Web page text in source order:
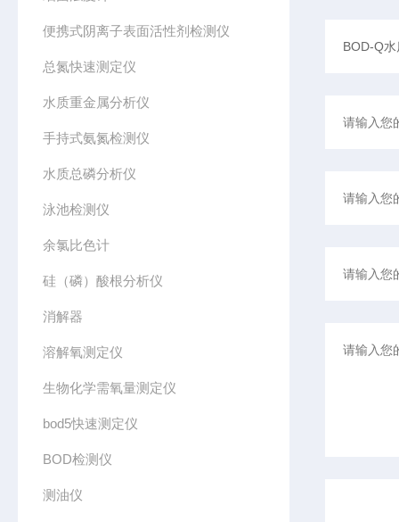
便携式阴离子表面活性剂检测仪
总氮快速测定仪
水质重金属分析仪
手持式氨氮检测仪
水质总磷分析仪
泳池检测仪
余氯比色计
硅（磷）酸根分析仪
消解器
溶解氧测定仪
生物化学需氧量测定仪
bod5快速测定仪
BOD检测仪
测油仪